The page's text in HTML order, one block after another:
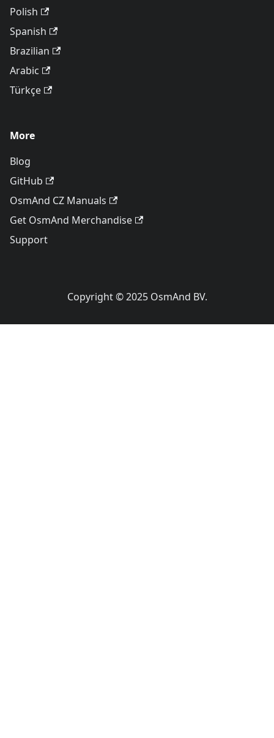
Polish
Spanish
Brazilian
Arabic
Türkçe
More
Blog
GitHub
OsmAnd CZ Manuals
Get OsmAnd Merchandise
Support
Copyright © 2025 OsmAnd BV.